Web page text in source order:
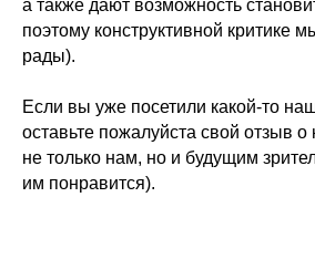
а также дают возможность
поэтому конструктивной критике
рады).
Если вы уже посетили какой-то
оставьте пожалуйста свой отзыв
не только нам, но и будущим
им понравится).